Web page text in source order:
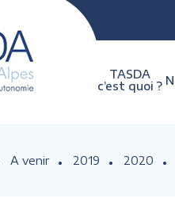
TASDA
c’est quoi ?
A venir 2019 2020